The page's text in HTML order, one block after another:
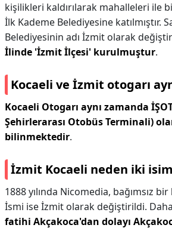
kişilikleri kaldırılarak mahalleleri ile
İlk Kademe Belediyesine katılmıştır.
Belediyesinin adı İzmit olarak
İlinde 'İzmit İlçesi' kurulmuştur.
Kocaeli ve İzmit otogarı
Kocaeli Otogarı aynı zamanda
Şehirlerarası Otobüs Terminali)
bilinmektedir.
İzmit Kocaeli neden iki
1888 yılında Nicomedia, bağımsız
İsmi ise İzmit olarak değiştirildi.
fatihi Akçakoca'dan dolayı